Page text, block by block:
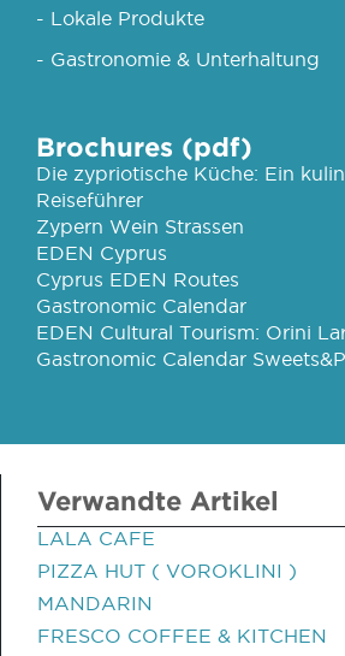
- Lokale Produkte
- Gastronomie & Unterhaltung
Brochures (pdf)
Die zypriotische Küche: Ein
Reiseführer
Zypern Wein Strassen
EDEN Cyprus
Cyprus EDEN Routes
Gastronomic Calendar
EDEN Cultural Tourism: Orini
Gastronomic Calendar
Verwandte Artikel
LALA CAFE
PIZZA HUT ( VOROKLINI )
MANDARIN
FRESCO COFFEE & KITCHEN